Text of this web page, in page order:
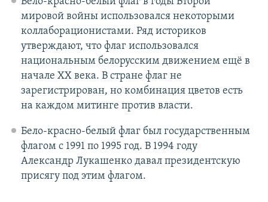
мировой войны использовался некоторыми
коллаборационистами. Ряд историков
утверждают, что флаг использовался
национальным белорусским движением ещё в
начале XX века. В стране флаг не
зарегистрирован, но комбинация цветов есть
на каждом митинге против власти.
Бело-красно-белый флаг был государственным
флагом с 1991 по 1995 год. В 1994 году
Александр Лукашенко давал президентскую
присягу под этим флагом.